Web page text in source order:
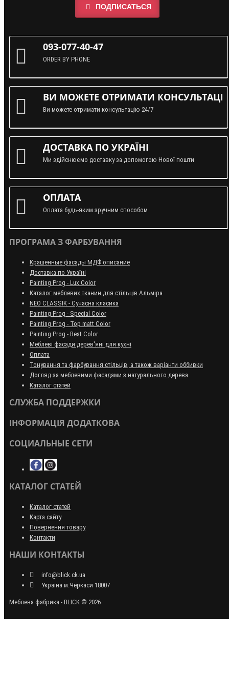
ПОДПИСАТЬСЯ
093-077-40-47
ORDER BY PHONE
ВИ МОЖЕТЕ ОТРИМАТИ
Ви можете отримати консультацію 24/7
ДОСТАВКА ПО УКРАЇНІ
Ми здійснюємо доставку за допомогою Нової пошти
ОПЛАТА
Оплата будь-яким зручним способом
ПРОГРАМА З ФАРБУВАННЯ
Крашенные фасады МДФ описание
Доставка по Україні
Painting Prog - Lux Color
Каталог меблевих тканин для стільців Альміра
NEO CLASSIK - Сучасна класика
Painting Prog - Special Color
Painting Prog - Top matt Color
Painting Prog - Best Color
Меблеві фасади дерев'яні для кухні
Оплата
Тонування та фарбування стільців, а також варіанти оббивки
Догляд за меблевими фасадами з натурального дерева
Каталог статей
СЛУЖБА ПОДДЕРЖКИ
ІНФОРМАЦІЯ ДОДАТКОВА
СОЦИАЛЬНЫЕ СЕТИ
КАТАЛОГ СТАТЕЙ
Каталог статей
Карта сайту
Повернення товару
Контакти
НАШИ КОНТАКТЫ
info@blick.ck.ua
Україна м.Черкаси 18007
Меблева фабрика - BLICK © 2026